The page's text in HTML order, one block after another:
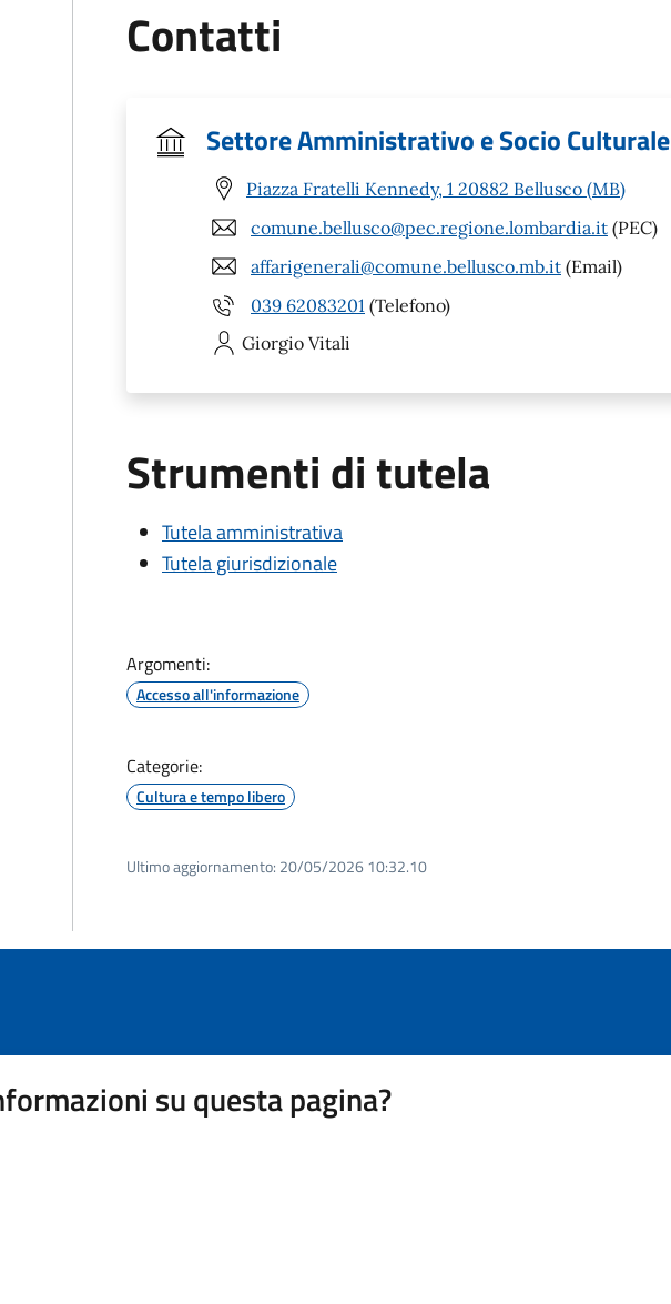
Contatti
Settore Amministrativo e Socio Culturale
Piazza Fratelli Kennedy, 1 20882 Bellusco (MB)
comune.bellusco@pec.regione.lombardia.it (PEC)
affarigenerali@comune.bellusco.mb.it (Email)
039 62083201 (Telefono)
Giorgio Vitali
Strumenti di tutela
Tutela amministrativa
Tutela giurisdizionale
Argomenti:
Accesso all'informazione
Categorie:
Cultura e tempo libero
Ultimo aggiornamento: 20/05/2026 10:32.10
su questa pagina?